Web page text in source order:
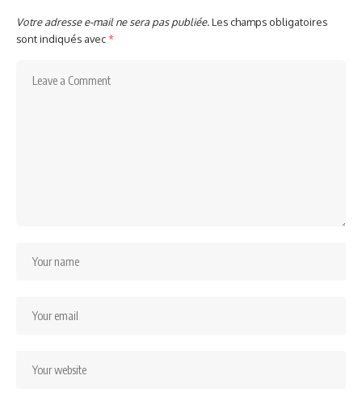
Votre adresse e-mail ne sera pas publiée.Les champs obligatoires
sont indiqués avec*